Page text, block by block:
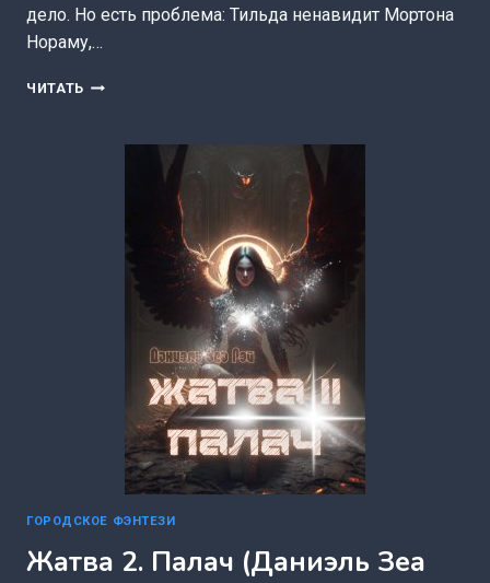
дело. Но есть проблема: Тильда ненавидит Мортона
Нораму,…
ЧИТАТЬ СТРАЖ.
(ДАНИЭЛЬ
ГОРОДСКОЕ ФЭНТЕЗИ
Жатва 2. Палач (Даниэль Зеа